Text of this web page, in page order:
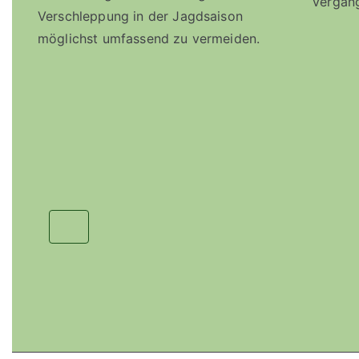
Verschleppung in der Jagdsaison
möglichst umfassend zu vermeiden.